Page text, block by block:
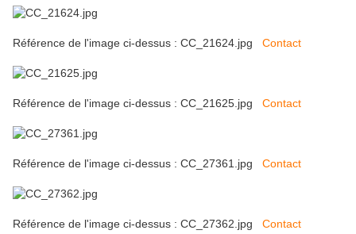
Référence de l'image ci-dessus : CC_21624.jpg Contact
Référence de l'image ci-dessus : CC_21625.jpg Contact
Référence de l'image ci-dessus : CC_27361.jpg Contact
Référence de l'image ci-dessus : CC_27362.jpg Contact